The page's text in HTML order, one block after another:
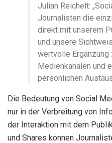
Julian Reichelt:
Journalisten die
direkt mit unserem
und unsere
wertvolle
Medienkanälen und
persönlichen
Die Bedeutung von Social
nur in der Verbreitung von
der Interaktion mit dem
und Shares können